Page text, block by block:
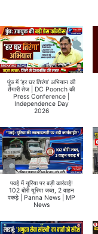
पुंछ में ‘हर घर तिरंगा’ अभियान की
तैयारी तेज | DC Poonch की
Press Conference |
Independence Day
2026
पवई में यूरिया पर बड़ी कार्रवाई!
102 बोरी यूरिया जब्त, 2 वाहन
पकड़े | Panna News | MP
News